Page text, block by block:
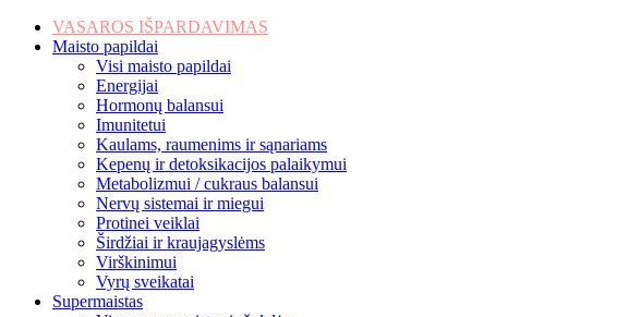
VASAROS IŠPARDAVIMAS
Maisto papildai
Visi maisto papildai
Energijai
Hormonų balansui
Imunitetui
Kaulams, raumenims ir sąnariams
Kepenų ir detoksikacijos palaikymui
Metabolizmui / cukraus balansui
Nervų sistemai ir miegui
Protinei veiklai
Širdžiai ir kraujagyslėms
Virškinimui
Vyrų sveikatai
Supermaistas